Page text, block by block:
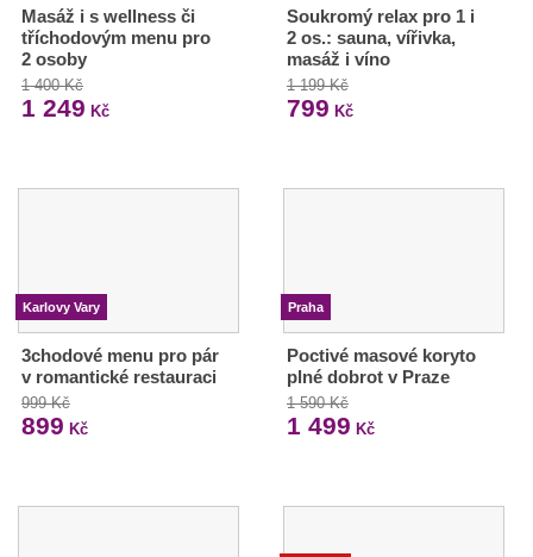
Masáž i s wellness či
tříchodovým menu pro
2 osoby
1 400 Kč
1 249 Kč
Soukromý relax pro 1 i
2 os.: sauna, vířivka,
masáž i víno
1 199 Kč
799 Kč
Karlovy Vary
3chodové menu pro pár
v romantické restauraci
999 Kč
899 Kč
Praha
Poctivé masové koryto
plné dobrot v Praze
1 590 Kč
1 499 Kč